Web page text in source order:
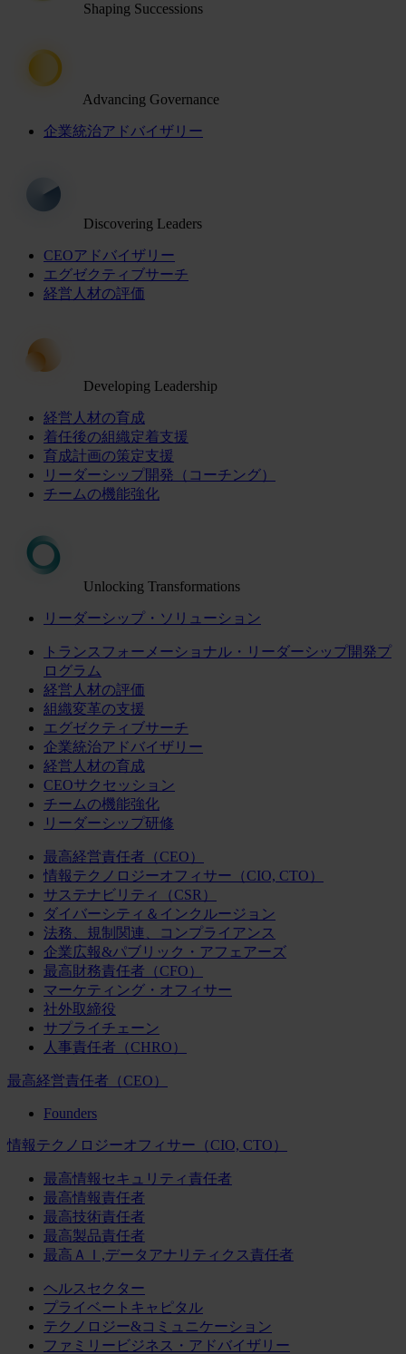
Shaping Successions
Advancing Governance
企業統治アドバイザリー
Discovering Leaders
CEOアドバイザリー
エグゼクティブサーチ
経営人材の評価
Developing Leadership
経営人材の育成
着任後の組織定着支援
育成計画の策定支援
リーダーシップ開発（コーチング）
チームの機能強化
Unlocking Transformations
リーダーシップ・ソリューション
トランスフォーメーショナル・リーダーシップ開発プ
ログラム
経営人材の評価
組織変革の支援
エグゼクティブサーチ
企業統治アドバイザリー
経営人材の育成
CEOサクセッション
チームの機能強化
リーダーシップ研修
最高経営責任者（CEO）
情報テクノロジーオフィサー（CIO, CTO）
サステナビリティ（CSR）
ダイバーシティ＆インクルージョン
法務、規制関連、コンプライアンス
企業広報&パブリック・アフェアーズ
最高財務責任者（CFO）
マーケティング・オフィサー
社外取締役
サプライチェーン
人事責任者（CHRO）
最高経営責任者（CEO）
Founders
情報テクノロジーオフィサー（CIO, CTO）
最高情報セキュリティ責任者
最高情報責任者
最高技術責任者
最高製品責任者
最高ＡＩ,データアナリティクス責任者
ヘルスセクター
プライベートキャピタル
テクノロジー&コミュニケーション
ファミリービジネス・アドバイザリー